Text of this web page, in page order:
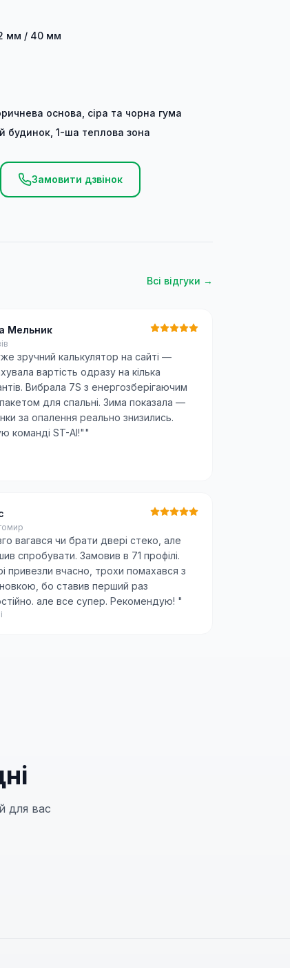
мм / 40 мм
основа, сіра та чорна гума
будинок, 1-ша теплова зона
Замовити дзвінок
Всі відгуки →
Мельник
зручний калькулятор на сайті —
вартість одразу на кілька
Вибрала 7S з енергозберігаючим
для спальні. Зима показала —
за опалення реально знизились.
команді ST-AI!""
вагався чи брати двері стеко, але
спробувати. Замовив в 71 профілі.
привезли вчасно, трохи помахався з
бо ставив перший раз
але все супер. Рекомендую! "
для вас